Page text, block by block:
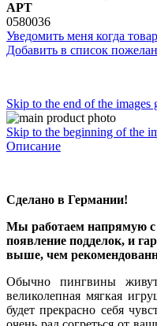
АРТ
0580036
Уведомить меня когда
Добавить в список
Skip to the end of the images
Skip to the beginning of the
Описание
Сделано в Германии!
Мы работаем напрямую
появление подделок, и
выше, чем
Обычно пингвины
великолепная мягкая
будет прекрасно себя